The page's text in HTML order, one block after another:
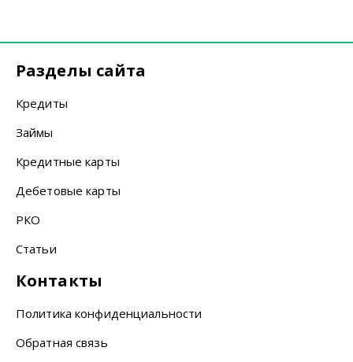
Разделы сайта
Кредиты
Займы
Кредитные карты
Дебетовые карты
РКО
Статьи
Контакты
Политика конфиденциальности
Обратная связь